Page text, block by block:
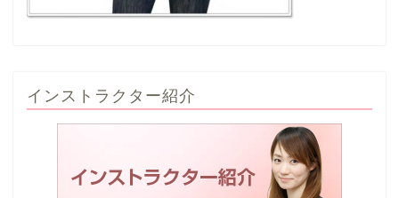
インストラクター紹介